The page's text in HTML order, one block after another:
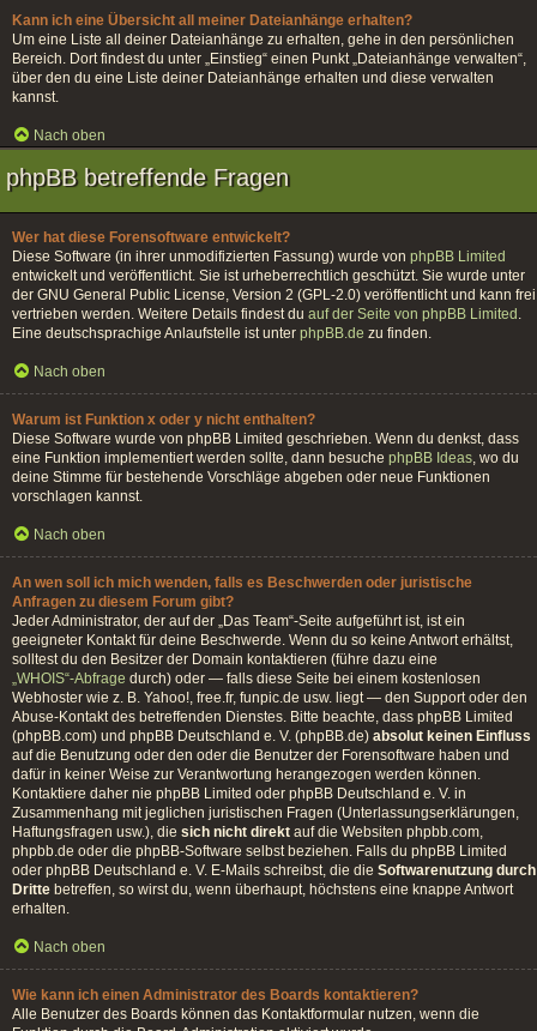
Kann ich eine Übersicht all meiner Dateianhänge erhalten?
Um eine Liste all deiner Dateianhänge zu erhalten, gehe in den persönlichen
Bereich. Dort findest du unter „Einstieg“ einen Punkt „Dateianhänge verwalten“,
über den du eine Liste deiner Dateianhänge erhalten und diese verwalten
kannst.
Nach oben
phpBB betreffende Fragen
Wer hat diese Forensoftware entwickelt?
Diese Software (in ihrer unmodifizierten Fassung) wurde von phpBB Limited
entwickelt und veröffentlicht. Sie ist urheberrechtlich geschützt. Sie wurde unter
der GNU General Public License, Version 2 (GPL-2.0) veröffentlicht und kann frei
vertrieben werden. Weitere Details findest du auf der Seite von phpBB Limited .
Eine deutschsprachige Anlaufstelle ist unter phpBB.de zu finden.
Nach oben
Warum ist Funktion x oder y nicht enthalten?
Diese Software wurde von phpBB Limited geschrieben. Wenn du denkst, dass
eine Funktion implementiert werden sollte, dann besuche phpBB Ideas, wo du
deine Stimme für bestehende Vorschläge abgeben oder neue Funktionen
vorschlagen kannst.
Nach oben
An wen soll ich mich wenden, falls es Beschwerden oder juristische
Anfragen zu diesem Forum gibt?
Jeder Administrator, der auf der „Das Team“-Seite aufgeführt ist, ist ein
geeigneter Kontakt für deine Beschwerde. Wenn du so keine Antwort erhältst,
solltest du den Besitzer der Domain kontaktieren (führe dazu eine
„WHOIS“-Abfrage durch) oder — falls diese Seite bei einem kostenlosen
Webhoster wie z. B. Yahoo!, free.fr, funpic.de usw. liegt — den Support oder den
Abuse-Kontakt des betreffenden Dienstes. Bitte beachte, dass phpBB Limited
(phpBB.com) und phpBB Deutschland e. V. (phpBB.de) absolut keinen Einfluss
auf die Benutzung oder den oder die Benutzer der Forensoftware haben und
dafür in keiner Weise zur Verantwortung herangezogen werden können.
Kontaktiere daher nie phpBB Limited oder phpBB Deutschland e. V. in
Zusammenhang mit jeglichen juristischen Fragen (Unterlassungserklärungen,
Haftungsfragen usw.), die sich nicht direkt auf die Websiten phpbb.com,
phpbb.de oder die phpBB-Software selbst beziehen. Falls du phpBB Limited
oder phpBB Deutschland e. V. E-Mails schreibst, die die Softwarenutzung durch
Dritte betreffen, so wirst du, wenn überhaupt, höchstens eine knappe Antwort
erhalten.
Nach oben
Wie kann ich einen Administrator des Boards kontaktieren?
Alle Benutzer des Boards können das Kontaktformular nutzen, wenn die